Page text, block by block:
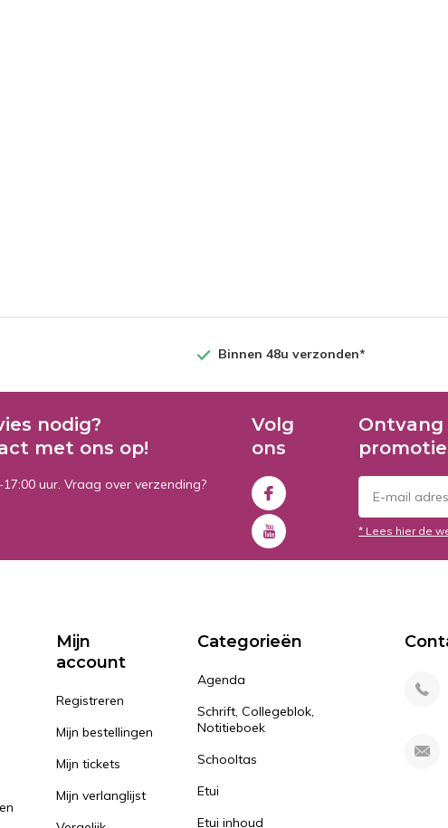
Binnen 48u verzonden*
nodig?
met ons op!
uur. Vraag over verzending?
Volg
ons
Ontvang
* Lees hier de
Mijn
account
Registreren
Mijn bestellingen
Mijn tickets
Mijn verlanglijst
Categorieën
Agenda
Schrift, Collegeblok,
Notitieboek
Schooltas
Etui
Etui inhoud